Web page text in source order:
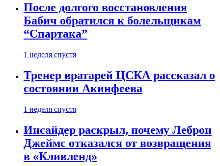
После долгого восстановления
Бабич обратился к болельщикам
“Спартака”
1 неделя спустя
Тренер вратарей ЦСКА рассказал о
состоянии Акинфеева
1 неделя спустя
Инсайдер раскрыл, почему Леброн
Джеймс отказался от возвращения
в «Кливленд»